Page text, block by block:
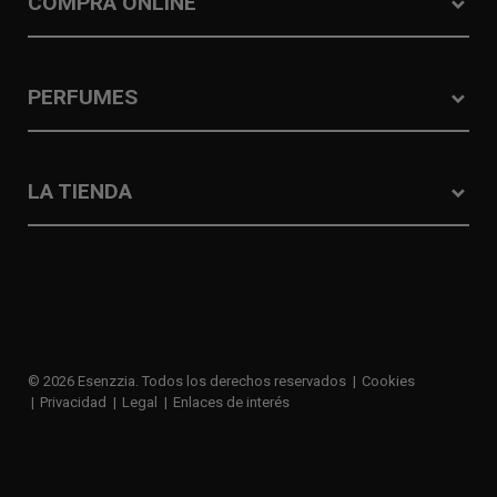
PERFUMES
LA TIENDA
© 2026 Esenzzia. Todos los derechos reservados
Cookies
Privacidad
Legal Enlaces de interés